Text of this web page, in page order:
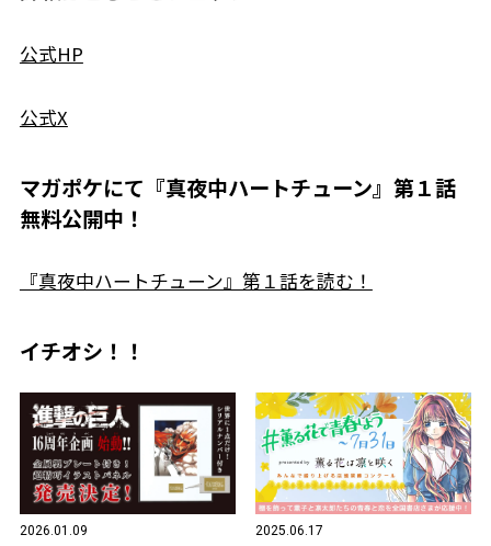
公式HP
公式X
マガポケにて『真夜中ハートチューン』第１話
無料公開中！
『真夜中ハートチューン』第１話を読む！
イチオシ！！
2026.01.09 2025.06.17